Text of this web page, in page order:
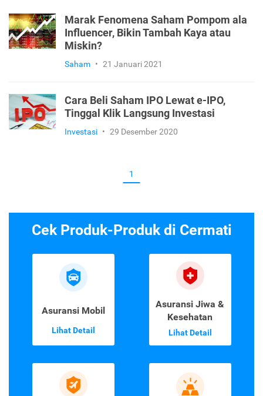
Marak Fenomena Saham Pompom ala
Influencer, Bikin Tambah Kaya atau
Miskin?
Saham • 21 Januari 2021
Cara Beli Saham IPO Lewat e-IPO,
Tinggal Klik Langsung Investasi
Investasi • 29 Desember 2020
1
Cek Produk-Produk di Cermati
Asuransi Mobil
Lihat Detail
Asuransi Jiwa &
Kesehatan
Lihat Detail